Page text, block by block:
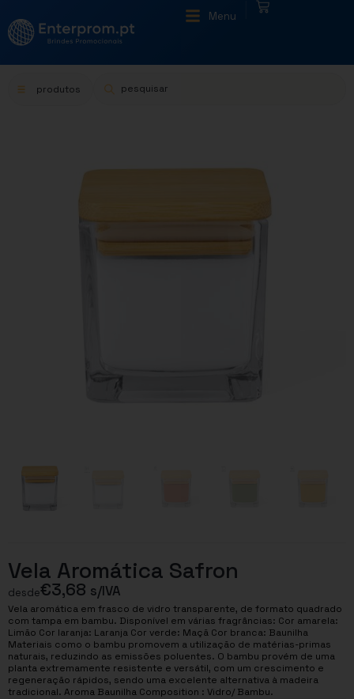
Menu
produtos
Vela Aromática Safron
desde€3,68 s/IVA
Vela aromática em frasco de vidro transparente, de formato quadrado
com tampa em bambu. Disponível em várias fragrâncias: Cor amarela:
Limão Cor laranja: Laranja Cor verde: Maçã Cor branca: Baunilha
Materiais como o bambu promovem a utilização de matérias-primas
naturais, reduzindo as emissões poluentes. O bambu provém de uma
planta extremamente resistente e versátil, com um crescimento e
regeneração rápidos, sendo uma excelente alternativa à madeira
tradicional. Aroma Baunilha Composition : Vidro/ Bambu.